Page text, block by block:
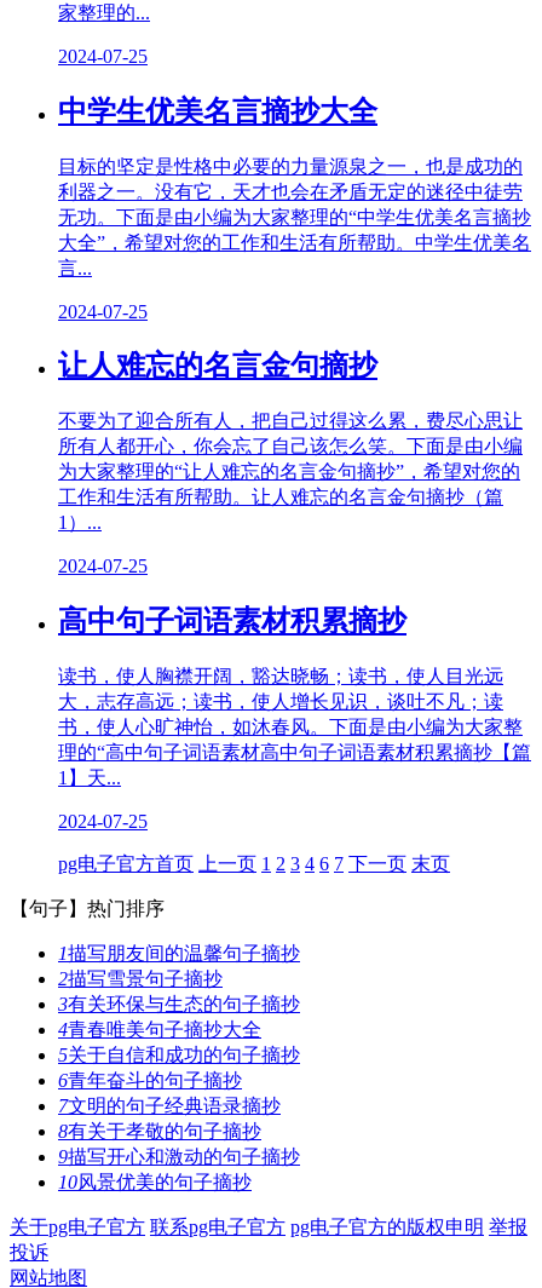
家整理的...
2024-07-25
中学生优美名言摘抄大全
目标的坚定是性格中必要的力量源泉之一，也是成功的
利器之一。没有它，天才也会在矛盾无定的迷径中徒劳
无功。下面是由小编为大家整理的“中学生优美名言摘抄
大全”，希望对您的工作和生活有所帮助。中学生优美名
言...
2024-07-25
让人难忘的名言金句摘抄
不要为了迎合所有人，把自己过得这么累，费尽心思让
所有人都开心，你会忘了自己该怎么笑。下面是由小编
为大家整理的“让人难忘的名言金句摘抄”，希望对您的
工作和生活有所帮助。让人难忘的名言金句摘抄（篇
1）...
2024-07-25
高中句子词语素材积累摘抄
读书，使人胸襟开阔，豁达晓畅；读书，使人目光远
大，志存高远；读书，使人增长见识，谈吐不凡；读
书，使人心旷神怡，如沐春风。下面是由小编为大家整
理的“高中句子词语素材高中句子词语素材积累摘抄【篇
1】天...
2024-07-25
pg电子官方首页 上一页 1 2 3 4 6 7 下一页 末页
【句子】 热门排序
1描写朋友间的温馨句子摘抄
2描写雪景句子摘抄
3有关环保与生态的句子摘抄
4青春唯美句子摘抄大全
5关于自信和成功的句子摘抄
6青年奋斗的句子摘抄
7文明的句子经典语录摘抄
8有关于孝敬的句子摘抄
9描写开心和激动的句子摘抄
10风景优美的句子摘抄
关于pg电子官方 联系pg电子官方 pg电子官方的版权申明 举报
投诉
网站地图